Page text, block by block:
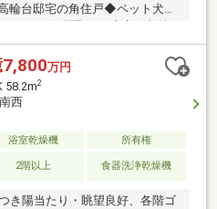
輪台邸宅の角住戸◆ペット犬猫
とりある間取りと充実の収納
のビックコミュニティ周辺環
線・JR山手線の3路線利用可
～～◆SUUMO掲載物件、全て
審査・税金相談・相続相談
万円
58.2m2
西
浴室乾燥機
所有権
2階以上 食器洗浄乾燥機
き陽当たり・眺望良好、各階ゴ